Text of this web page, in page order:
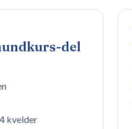
del
4 kvelder